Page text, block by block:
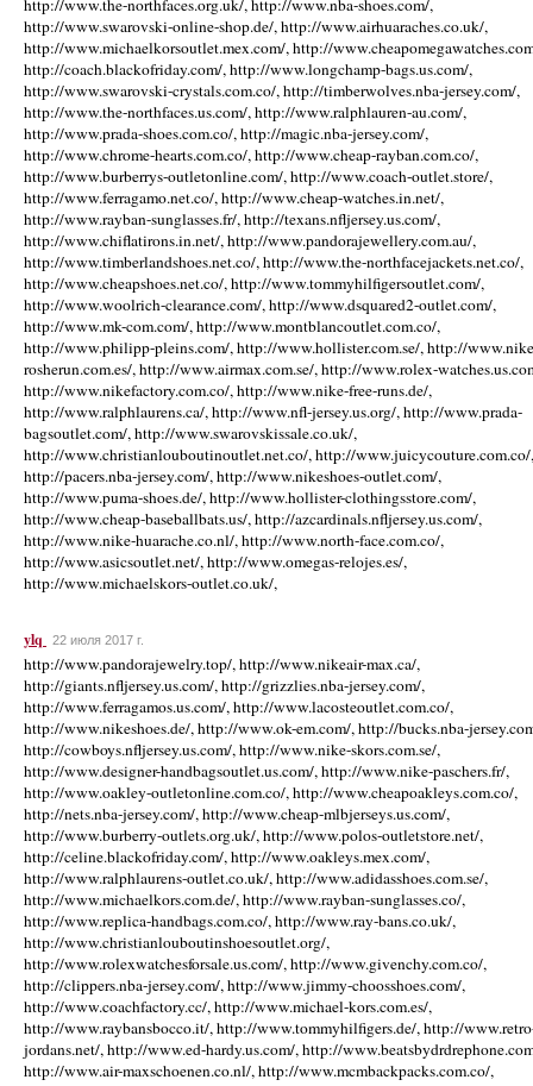
http://www.the-northfaces.org.uk/, http://www.nba-shoes.com/,
http://www.swarovski-online-shop.de/, http://www.airhuaraches.co.uk/,
http://www.michaelkorsoutlet.mex.com/, http://
http://coach.blackofriday.com/, http://www.longchamp-bags.us.com/,
http://www.swarovski-crystals.com.co/, http://timberwolves.nba-jersey.com/,
http://www.the-northfaces.us.com/, http://www.ralphlauren-au.com/,
http://www.prada-shoes.com.co/, http://magic.nba-jersey.com/,
http://www.chrome-hearts.com.co/, http://www.cheap-rayban.com.co/,
http://www.burberrys-outletonline.com/, http://www.coach-outlet.store/,
http://www.ferragamo.net.co/, http://www.cheap-watches.in.net/,
http://www.rayban-sunglasses.fr/, http://texans.nfljersey.us.com/,
http://www.chiflatirons.in.net/, http://www.pandorajewellery.com.au/,
http://www.timberlandshoes.net.co/, http://www.the-northfacejackets.net.co/,
http://www.cheapshoes.net.co/, http://www.tommyhilfigersoutlet.com/,
http://www.woolrich-clearance.com/, http://www.dsquared2-outlet.com/,
http://www.mk-com.com/, http://www.montblancoutlet.com.co/,
http://www.philipp-pleins.com/, http://www.hollister.com.se/, http://
rosherun.com.es/, http://www.airmax.com.se/, http://www.rolex-
http://www.nikefactory.com.co/, http://www.nike-free-runs.de/,
http://www.ralphlaurens.ca/, http://www.nfl-jersey.us.org/, http://www.prada-
bagsoutlet.com/, http://www.swarovskissale.co.uk/,
http://www.christianlouboutinoutlet.net.co/, http://www.juicycouture.com.co/,
http://pacers.nba-jersey.com/, http://www.nikeshoes-outlet.com/,
http://www.puma-shoes.de/, http://www.hollister-clothingsstore.com/,
http://www.cheap-baseballbats.us/, http://azcardinals.nfljersey.us.com/,
http://www.nike-huarache.co.nl/, http://www.north-face.com.co/,
http://www.asicsoutlet.net/, http://www.omegas-relojes.es/,
http://www.michaelskors-outlet.co.uk/,
ylq 22 июля 2017 г.
http://www.pandorajewelry.top/, http://www.nikeair-max.ca/,
http://giants.nfljersey.us.com/, http://grizzlies.nba-jersey.com/,
http://www.ferragamos.us.com/, http://www.lacosteoutlet.com.co/,
http://www.nikeshoes.de/, http://www.ok-em.com/, http://bucks.nba-
http://cowboys.nfljersey.us.com/, http://www.nike-skors.com.se/,
http://www.designer-handbagsoutlet.us.com/, http://www.nike-paschers.fr/,
http://www.oakley-outletonline.com.co/, http://www.cheapoakleys.com.co/,
http://nets.nba-jersey.com/, http://www.cheap-mlbjerseys.us.com/,
http://www.burberry-outlets.org.uk/, http://www.polos-outletstore.net/,
http://celine.blackofriday.com/, http://www.oakleys.mex.com/,
http://www.ralphlaurens-outlet.co.uk/, http://www.adidasshoes.com.se/,
http://www.michaelkors.com.de/, http://www.rayban-sunglasses.co/,
http://www.replica-handbags.com.co/, http://www.ray-bans.co.uk/,
http://www.christianlouboutinshoesoutlet.org/,
http://www.rolexwatchesforsale.us.com/, http://www.givenchy.com.co/,
http://clippers.nba-jersey.com/, http://www.jimmy-choosshoes.com/,
http://www.coachfactory.cc/, http://www.michael-kors.com.es/,
http://www.raybansbocco.it/, http://www.tommyhilfigers.de/, http://
jordans.net/, http://www.ed-hardy.us.com/, http://
http://www.air-maxschoenen.co.nl/, http://www.mcmbackpacks.com.co/,